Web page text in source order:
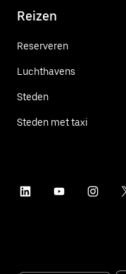
Reizen
Reserveren
Luchthavens
Steden
Steden met taxi